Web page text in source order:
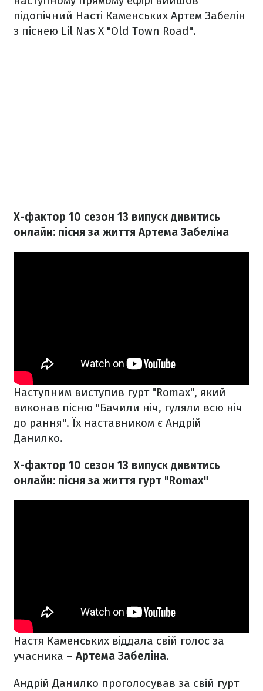
підопічний Насті Каменських Артем Забелін
з піснею Lil Nas X "Old Town Road".
Х-фактор 10 сезон 13 випуск дивитись
онлайн: пісня за життя Артема Забеліна
Наступним виступив гурт "Romax", який
виконав пісню "Бачили ніч, гуляли всю ніч
до рання". Їх наставником є Андрій
Данилко.
Х-фактор 10 сезон 13 випуск дивитись
онлайн: пісня за життя гурт "Romax"
Настя Каменських віддала свій голос за
учасника – Артема Забеліна.
Андрій Данилко проголосував за свій гурт